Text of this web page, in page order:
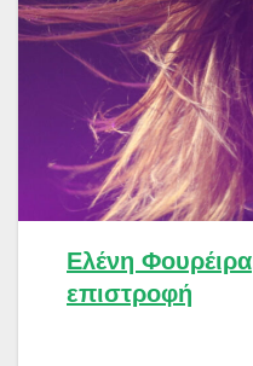
Ελένη Φουρέιρα
επιστροφή